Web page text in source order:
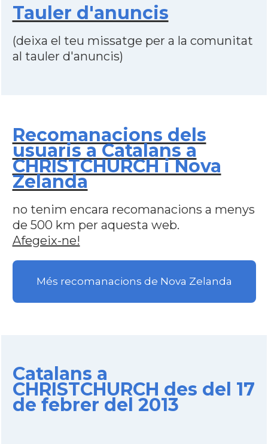
Tauler d'anuncis
(deixa el teu missatge per a la comunitat
al tauler d'anuncis)
Recomanacions dels
usuaris a Catalans a
CHRISTCHURCH i Nova
Zelanda
no tenim encara recomanacions a menys
de 500 km per aquesta web.
Afegeix-ne!
Més recomanacions de Nova Zelanda
Catalans a
CHRISTCHURCH des del 17
de febrer del 2013